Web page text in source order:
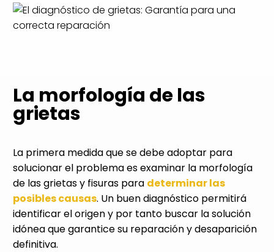
La morfología de las
grietas
La primera medida que se debe adoptar para
solucionar el problema es examinar la morfología
de las grietas y fisuras para determinar las
posibles causas. Un buen diagnóstico permitirá
identificar el origen y por tanto buscar la solución
idónea que garantice su reparación y desaparición
definitiva.